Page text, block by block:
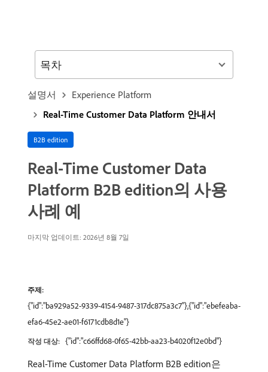
설명서
Experience Platform
Real-Time Customer Data Platform 안내서
B2B edition
Real-Time Customer Data
Platform B2B edition의 사용
사례 예
마지막 업데이트: 2026년 8월 7일
주제:
{"id":"ba929a52-9339-4154-9487-317dc875a3c7"},{"id":"ebefeaba-
efa6-45e2-ae01-f6171cdb8d1e"}
작성 대상: {"id":"c66ffd68-0f65-42bb-aa23-b4020f12e0bd"}
Real-Time Customer Data Platform B2B edition은
목차